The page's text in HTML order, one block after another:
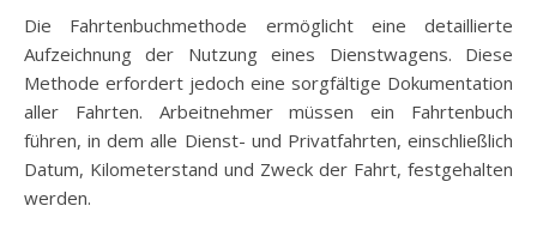
Die Fahrtenbuchmethode ermöglicht eine detaillierte
Aufzeichnung der Nutzung eines Dienstwagens. Diese
Methode erfordert jedoch eine sorgfältige Dokumentation
aller Fahrten. Arbeitnehmer müssen ein Fahrtenbuch
führen, in dem alle Dienst- und Privatfahrten, einschließlich
Datum, Kilometerstand und Zweck der Fahrt, festgehalten
werden.